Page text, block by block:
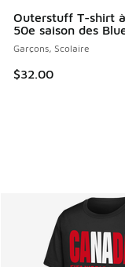
Outerstuff T-shirt
50e saison des
Garçons, Scolaire
$32.00